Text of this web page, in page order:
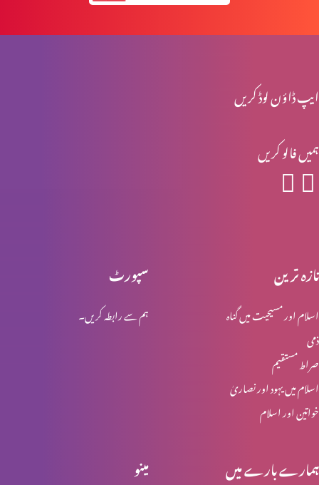
ایپ ڈاؤن لوڈ کریں
ہمیں فالو کریں
سپورٹ
ہم سے رابطہ کریں۔
تازہ ترین
اسلام اور مسیحیت میں گناہ
ذمی
صراط مستقیم
اسلام میں یہود اور نصاریٰ
خواتین اور اسلام
مینو ہمارے بارے میں